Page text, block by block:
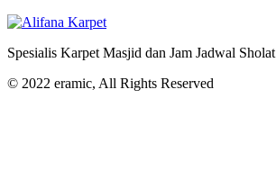
Spesialis Karpet Masjid dan Jam Jadwal Sholat
© 2022 eramic, All Rights Reserved